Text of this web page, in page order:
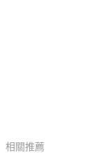
每月結算日後寄送繳費提
台灣大直營門市／銀行轉
簡稱本公司）所提供，讓
由商店將買賣／分期付款
oppay.tw/userRule
轉至「AFTEE先享後付」
結帳。
易完成。
您需要取消訂單，請聯絡
有效，需透過AFTEE先享
support/home
）
運費(運費另
相關推薦